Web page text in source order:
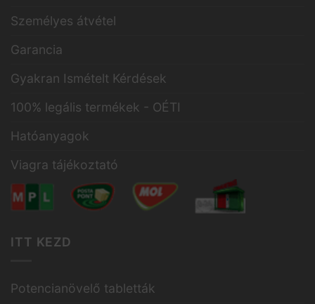
Személyes átvétel
Garancia
Gyakran Ismételt Kérdések
100% legális termékek - OÉTI
Hatóanyagok
Viagra tájékoztató
ITT KEZD
Potencianövelő tabletták